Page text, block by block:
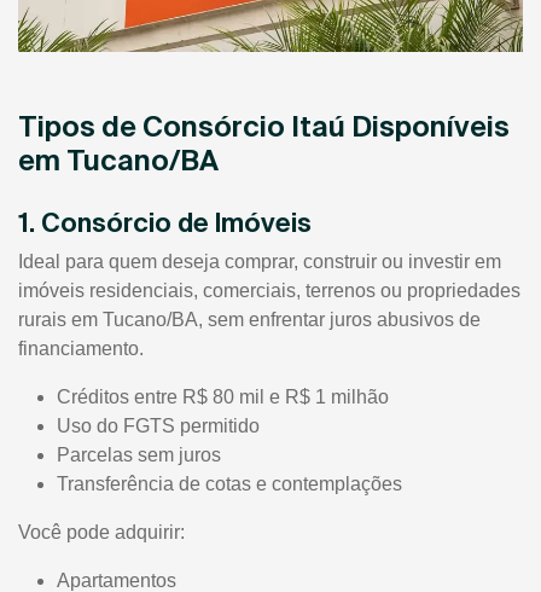
Tipos de Consórcio Itaú Disponíveis
em Tucano/BA
1. Consórcio de Imóveis
Ideal para quem deseja comprar, construir ou investir em
imóveis residenciais, comerciais, terrenos ou propriedades
rurais em Tucano/BA, sem enfrentar juros abusivos de
financiamento.
Créditos entre R$ 80 mil e R$ 1 milhão
Uso do FGTS permitido
Parcelas sem juros
Transferência de cotas e contemplações
Você pode adquirir:
Apartamentos